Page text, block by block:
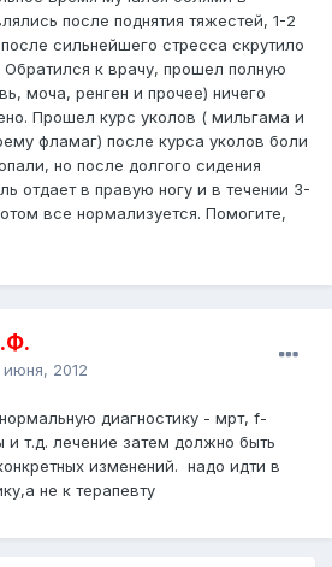
после поднятия тяжестей, 1-2
сильнейшего стресса скрутило
к врачу, прошел полную
моча, ренген и прочее) ничего
Прошел курс уколов ( мильгама и
фламаг) после курса уколов боли
но после долгого сидения
отдает в правую ногу и в течении 3-
все нормализуется. Помогите,
июня, 2012
диагностику - мрт, f-
и т.д. лечение затем должно быть
изменений. надо идти в
не к терапевту